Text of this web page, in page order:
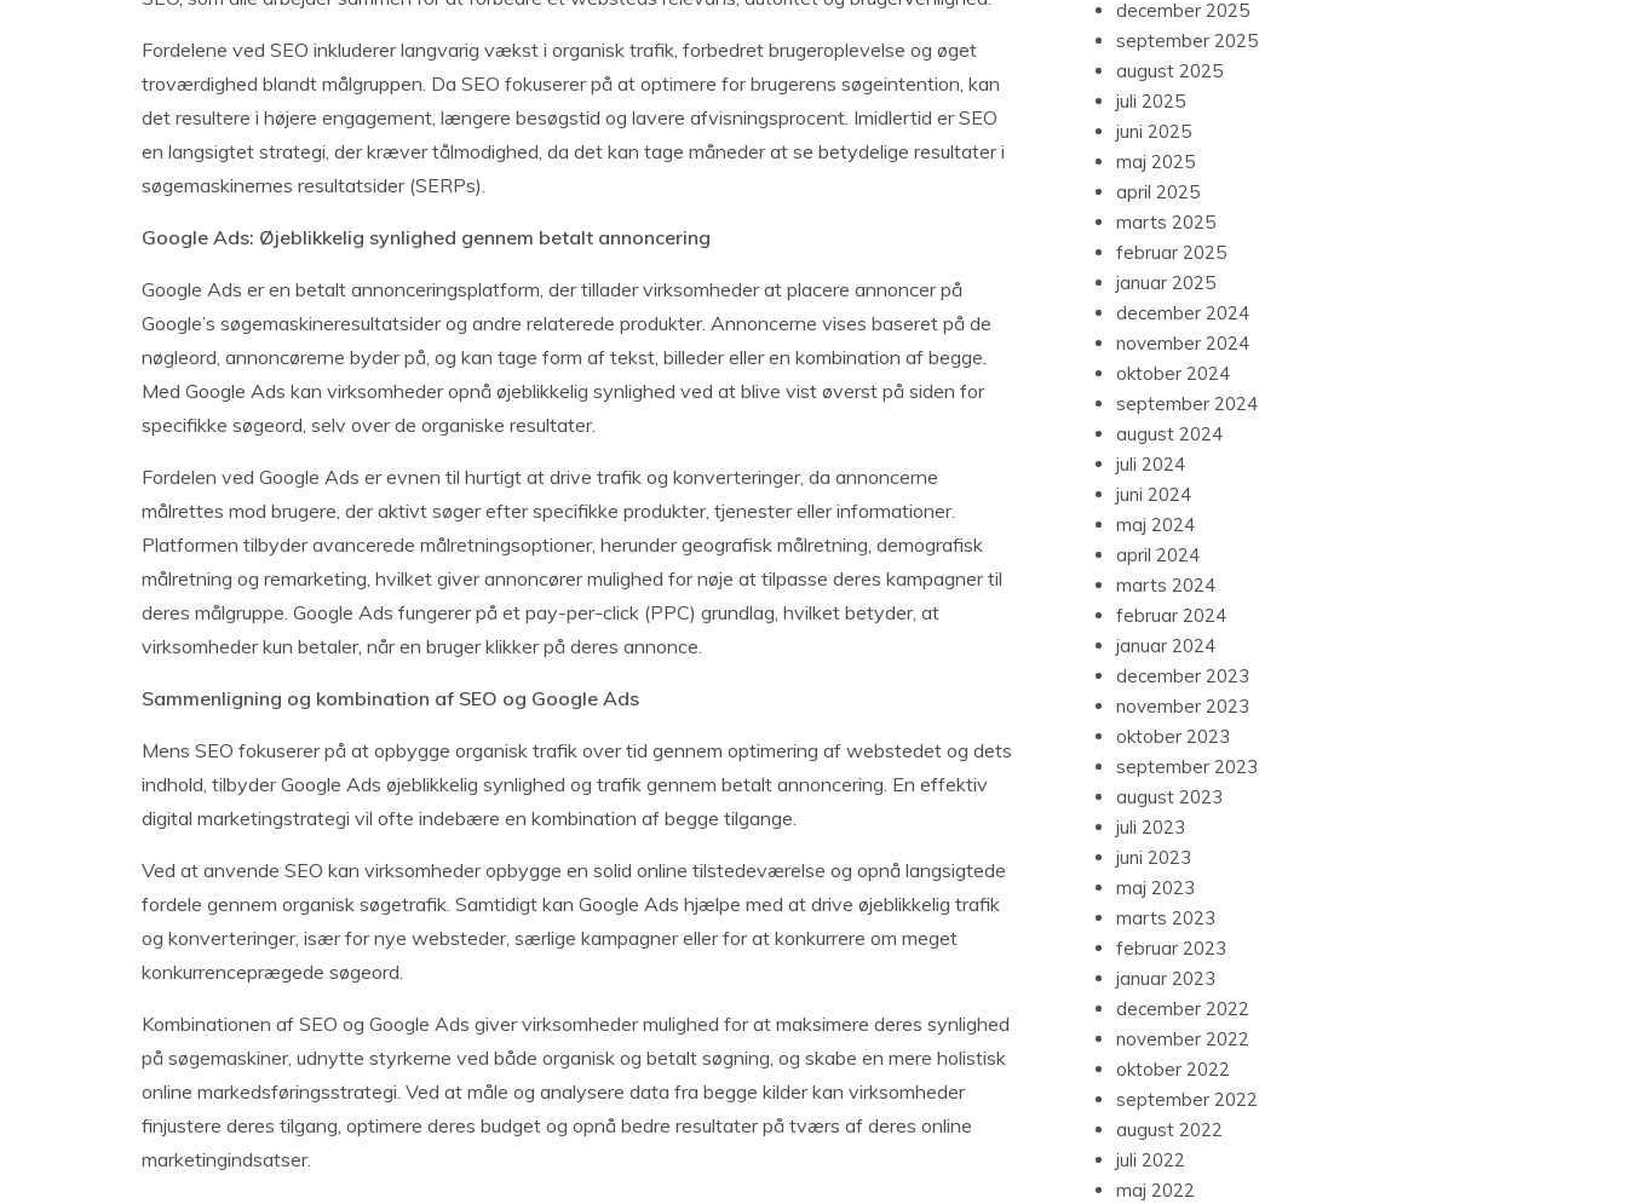
Fordelene ved SEO inkluderer langvarig vækst i organisk trafik, forbedret brugeroplevelse og øget
troværdighed blandt målgruppen. Da SEO fokuserer på at optimere for brugerens søgeintention, kan
det resultere i højere engagement, længere besøgstid og lavere afvisningsprocent. Imidlertid er SEO
en langsigtet strategi, der kræver tålmodighed, da det kan tage måneder at se betydelige resultater i
søgemaskinernes resultatsider (SERPs).
Google Ads: Øjeblikkelig synlighed gennem betalt annoncering
Google Ads er en betalt annonceringsplatform, der tillader virksomheder at placere annoncer på
Google’s søgemaskineresultatsider og andre relaterede produkter. Annoncerne vises baseret på de
nøgleord, annoncørerne byder på, og kan tage form af tekst, billeder eller en kombination af begge.
Med Google Ads kan virksomheder opnå øjeblikkelig synlighed ved at blive vist øverst på siden for
specifikke søgeord, selv over de organiske resultater.
Fordelen ved Google Ads er evnen til hurtigt at drive trafik og konverteringer, da annoncerne
målrettes mod brugere, der aktivt søger efter specifikke produkter, tjenester eller informationer.
Platformen tilbyder avancerede målretningsoptioner, herunder geografisk målretning, demografisk
målretning og remarketing, hvilket giver annoncører mulighed for nøje at tilpasse deres kampagner til
deres målgruppe. Google Ads fungerer på et pay-per-click (PPC) grundlag, hvilket betyder, at
virksomheder kun betaler, når en bruger klikker på deres annonce.
Sammenligning og kombination af SEO og Google Ads
Mens SEO fokuserer på at opbygge organisk trafik over tid gennem optimering af webstedet og dets
indhold, tilbyder Google Ads øjeblikkelig synlighed og trafik gennem betalt annoncering. En effektiv
digital marketingstrategi vil ofte indebære en kombination af begge tilgange.
Ved at anvende SEO kan virksomheder opbygge en solid online tilstedeværelse og opnå langsigtede
fordele gennem organisk søgetrafik. Samtidigt kan Google Ads hjælpe med at drive øjeblikkelig trafik
og konverteringer, især for nye websteder, særlige kampagner eller for at konkurrere om meget
konkurrenceprægede søgeord.
Kombinationen af SEO og Google Ads giver virksomheder mulighed for at maksimere deres synlighed
på søgemaskiner, udnytte styrkerne ved både organisk og betalt søgning, og skabe en mere holistisk
online markedsføringsstrategi. Ved at måle og analysere data fra begge kilder kan virksomheder
finjustere deres tilgang, optimere deres budget og opnå bedre resultater på tværs af deres online
marketingindsatser.
december 2025
september 2025
august 2025
juli 2025
juni 2025
maj 2025
april 2025
marts 2025
februar 2025
januar 2025
december 2024
november 2024
oktober 2024
september 2024
august 2024
juli 2024
juni 2024
maj 2024
april 2024
marts 2024
februar 2024
januar 2024
december 2023
november 2023
oktober 2023
september 2023
august 2023
juli 2023
juni 2023
maj 2023
marts 2023
februar 2023
januar 2023
december 2022
november 2022
oktober 2022
september 2022
august 2022
juli 2022
maj 2022